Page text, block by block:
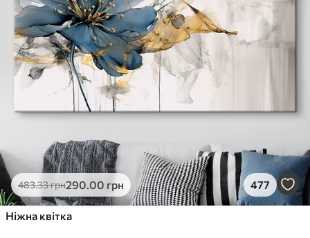
483.33грн290.00 грн 477
Ніжна квітка